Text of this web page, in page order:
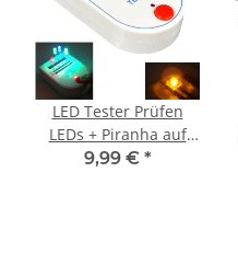
LED Tester Prüfen
LEDs + Piranha auf
Helligkeit Farbe
9,99 € *